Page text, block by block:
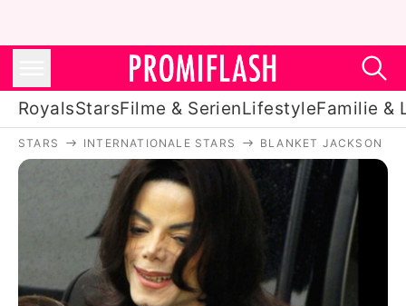
RoyalsStarsFilme & SerienLifestyleFamilie &
Royals
Stars
Filme & Serien
Lifestyle
STARS INTERNATIONALE STARS BLANKET JACKSON